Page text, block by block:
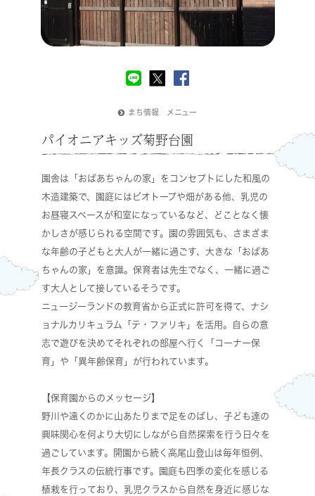
まち情報 メニュー
パイオニアキッズ菊野台園
園舎は「おばあちゃんの家」をコンセプトにした和風の
木造建築で、園庭にはビオトープや畑がある他、乳児の
お昼寝スペースが和室になっているなど、どことなく懐
かしさが感じられる空間です。園の雰囲気も、さまざま
な年齢の子どもと大人が一緒に過ごす、大きな「おばあ
ちゃんの家」を意識。保育者は先生でなく、一緒に過ご
す大人として接しているそうです。
ニュージーランドの教育省から正式に許可を得て、ナシ
ョナルカリキュラム「テ・ファリキ」を活用。自らの意
志で遊びを決めてそれぞれの部屋へ行く「コーナー保
育」や「異年齢保育」が行われています。
【保育園からのメッセージ】
野川や遠くのかに山あたりまで足をのばし、子ども達の
興味関心を何より大切にしながら自然探索を行う日々を
過ごしています。開園から続く高尾山登山は毎年恒例、
年長クラスの伝統行事です。園庭も四季の変化を感じる
植栽を行っており、乳児クラスから自然を身近に感じな